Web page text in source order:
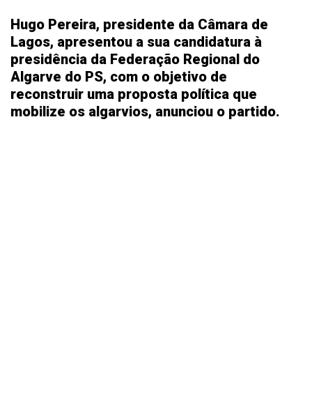
Hugo Pereira, presidente da Câmara de
Lagos, apresentou a sua candidatura à
presidência da Federação Regional do
Algarve do PS, com o objetivo de
reconstruir uma proposta política que
mobilize os algarvios, anunciou o partido.